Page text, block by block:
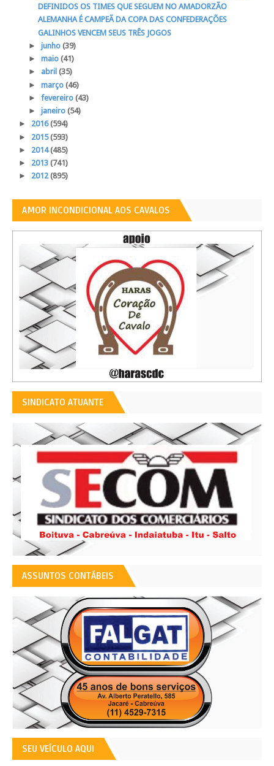
DEFINIDOS OS TIMES QUE SEGUEM NO AMADORZÃO
ALEMANHA É CAMPEÃ DA COPA DAS CONFEDERAÇÕES
GALINHOS VENCEM SEUS TRÊS JOGOS
► junho (39)
► maio (41)
► abril (35)
► março (46)
► fevereiro (43)
► janeiro (54)
► 2016(594)
► 2015(593)
► 2014(485)
► 2013 (741)
► 2012(895)
AMOR INCONDICIONAL AOS CAVALOS
SINDICATO ATUANTE
ASSUNTOS CONTÁBEIS
SEU VEÍCULO AQUI